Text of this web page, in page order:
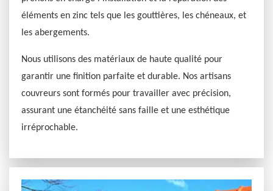
éléments en zinc tels que les gouttières, les chéneaux, et
les abergements.
Nous utilisons des matériaux de haute qualité pour
garantir une finition parfaite et durable. Nos artisans
couvreurs sont formés pour travailler avec précision,
assurant une étanchéité sans faille et une esthétique
irréprochable.